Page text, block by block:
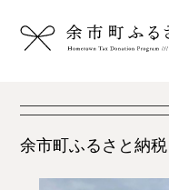
食の旬暦
ワイン生産者
余市町ふるさと納税